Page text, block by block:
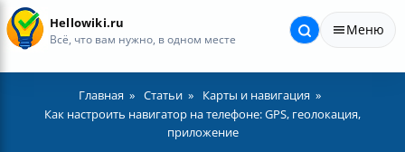
Hellowiki.ru
Всё, что вам нужно, в одном месте
Меню
Главная Статьи
Карты и навигация
Как настроить навигатор на телефоне: GPS, геолокация,
приложение